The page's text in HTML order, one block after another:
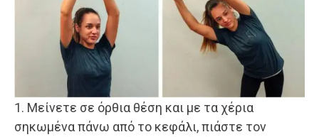
1. Μείνετε σε όρθια θέση και με τα χέρια
σηκωμένα πάνω από το κεφάλι, πιάστε τον